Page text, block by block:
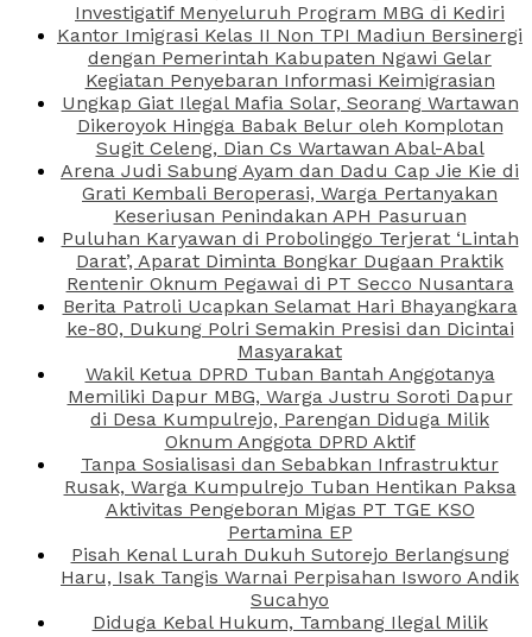
Investigatif Menyeluruh Program MBG di Kediri
Kantor Imigrasi Kelas II Non TPI Madiun Bersinergi
dengan Pemerintah Kabupaten Ngawi Gelar
Kegiatan Penyebaran Informasi Keimigrasian
Ungkap Giat Ilegal Mafia Solar, Seorang Wartawan
Dikeroyok Hingga Babak Belur oleh Komplotan
Sugit Celeng, Dian Cs Wartawan Abal-Abal
Arena Judi Sabung Ayam dan Dadu Cap Jie Kie di
Grati Kembali Beroperasi, Warga Pertanyakan
Keseriusan Penindakan APH Pasuruan
Puluhan Karyawan di Probolinggo Terjerat ‘Lintah
Darat’, Aparat Diminta Bongkar Dugaan Praktik
Rentenir Oknum Pegawai di PT Secco Nusantara
Berita Patroli Ucapkan Selamat Hari Bhayangkara
ke-80, Dukung Polri Semakin Presisi dan Dicintai
Masyarakat
Wakil Ketua DPRD Tuban Bantah Anggotanya
Memiliki Dapur MBG, Warga Justru Soroti Dapur
di Desa Kumpulrejo, Parengan Diduga Milik
Oknum Anggota DPRD Aktif
Tanpa Sosialisasi dan Sebabkan Infrastruktur
Rusak, Warga Kumpulrejo Tuban Hentikan Paksa
Aktivitas Pengeboran Migas PT TGE KSO
Pertamina EP
Pisah Kenal Lurah Dukuh Sutorejo Berlangsung
Haru, Isak Tangis Warnai Perpisahan Isworo Andik
Sucahyo
Diduga Kebal Hukum, Tambang Ilegal Milik